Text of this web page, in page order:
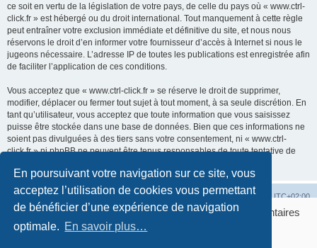
En poursuivant votre navigation sur ce site, vous
acceptez l’utilisation de cookies vous permettant
de bénéficier d’une expérience de navigation
optimale. En savoir plus…
ce soit en vertu de la législation de votre pays, de celle du pays où « www.ctrl-
click.fr » est hébergé ou du droit international. Tout manquement à cette règle
peut entraîner votre exclusion immédiate et définitive du site, et nous nous
réservons le droit d’en informer votre fournisseur d’accès à Internet si nous le
jugeons nécessaire. L’adresse IP de toutes les publications est enregistrée afin
de faciliter l’application de ces conditions.
Vous acceptez que « www.ctrl-click.fr » se réserve le droit de supprimer,
modifier, déplacer ou fermer tout sujet à tout moment, à sa seule discrétion. En
tant qu’utilisateur, vous acceptez que toute information que vous saisissez
puisse être stockée dans une base de données. Bien que ces informations ne
soient pas divulguées à des tiers sans votre consentement, ni « www.ctrl-
click.fr » ni phpBB ne peuvent être tenus responsables de toute tentative de
Accueil Accueil du forum Fuseau horaire sur UTC+02:00
Développé par phpBB
Traduction française officielle
Bonjour ! Pourrions-nous activer des services supplémentaires
pourMarketing / affiliation, Statistiques, Sécurité &